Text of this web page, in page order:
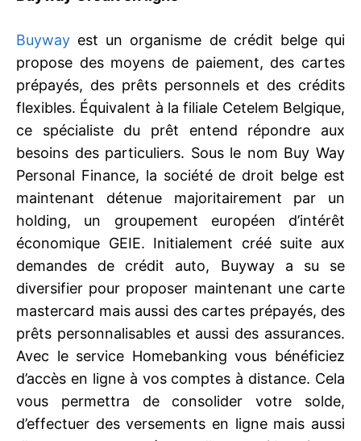
Buyway est un organisme de crédit belge qui
propose des moyens de paiement, des cartes
prépayés, des prêts personnels et des crédits
flexibles. Équivalent à la filiale Cetelem Belgique,
ce spécialiste du prêt entend répondre aux
besoins des particuliers. Sous le nom Buy Way
Personal Finance, la société de droit belge est
maintenant détenue majoritairement par un
holding, un groupement européen d’intérêt
économique GEIE. Initialement créé suite aux
demandes de crédit auto, Buyway a su se
diversifier pour proposer maintenant une carte
mastercard mais aussi des cartes prépayés, des
prêts personnalisables et aussi des assurances.
Avec le service Homebanking vous bénéficiez
d’accès en ligne à vos comptes à distance. Cela
vous permettra de consolider votre solde,
d’effectuer des versements en ligne mais aussi